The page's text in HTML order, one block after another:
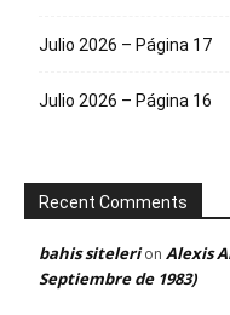
Julio 2026 – Página 17
Julio 2026 – Página 16
Recent Comments
bahis sitelerion Alexis
Septiembre de 1983)